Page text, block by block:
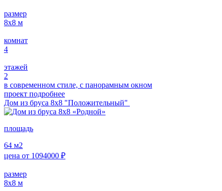
размер
8х8 м
комнат
4
этажей
2
в современном стиле, с панорамным окном
проект подробнее
Дом из бруса 8х8 "Положительный"
площадь
64 м2
цена от 1094000 ₽
размер
8х8 м